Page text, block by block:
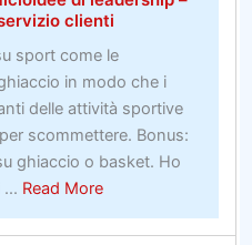
clienti
sport come le
in modo che i
delle attività sportive
scommettere. Bonus:
ghiaccio o basket. Ho
Read Moreabout
Scommesse
live